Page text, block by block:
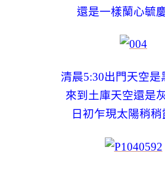
還是一樣蘭心毓
清晨5:30出門天空是
來到土庫天空還是
日初乍現太陽稍稍